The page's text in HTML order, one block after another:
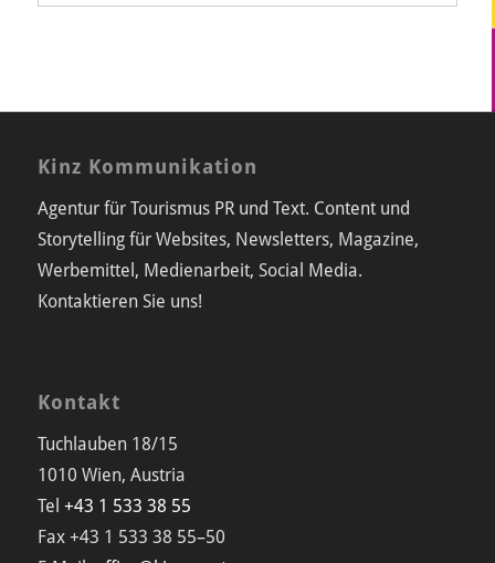
Kinz Kommunikation
Agentur für Tourismus PR und Text. Content und
Storytelling für Websites, Newsletters, Magazine,
Werbemittel, Medienarbeit, Social Media.
Kontaktieren Sie uns!
Kontakt
Tuchlauben 18/15
1010 Wien, Austria
Tel +43 1 533 38 55
Fax +43 1 533 38 55–50